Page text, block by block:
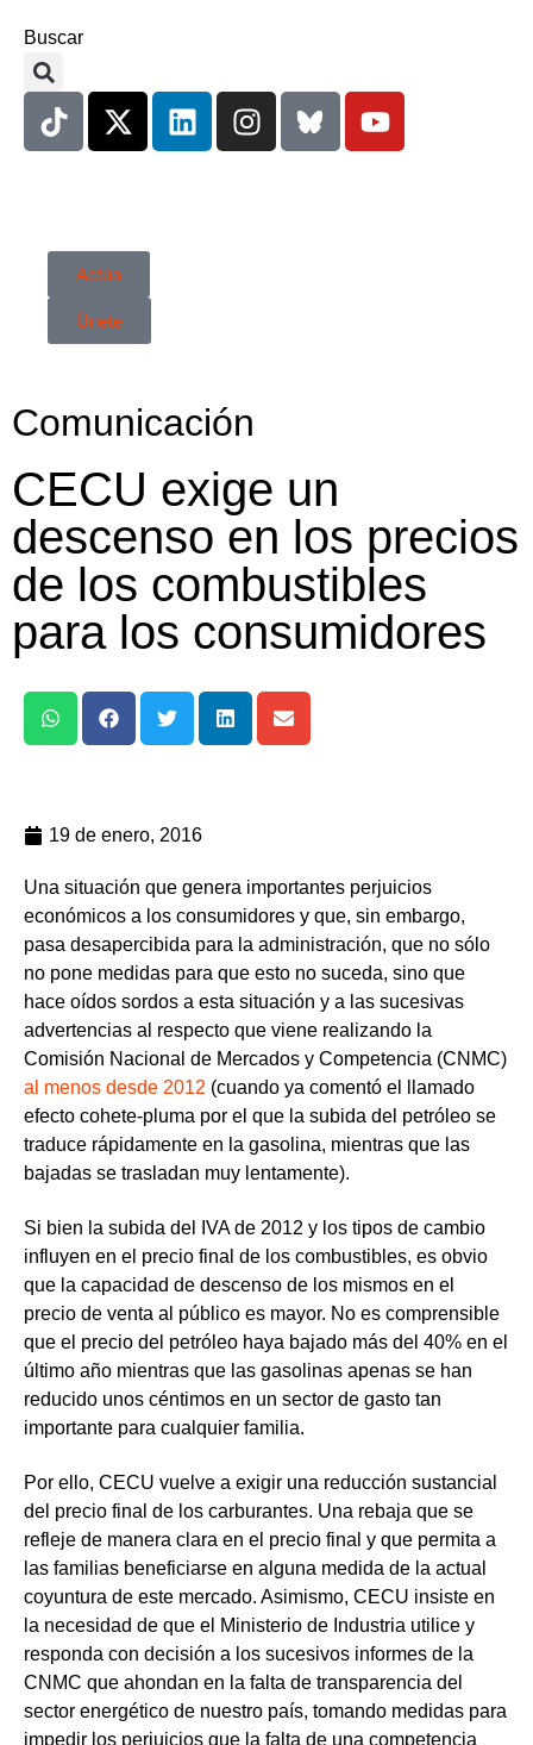
Buscar
Actúa
Únete
Comunicación
CECU exige un
descenso en los precios
de los combustibles
para los consumidores
19 de enero, 2016
Una situación que genera importantes perjuicios
económicos a los consumidores y que, sin embargo,
pasa desapercibida para la administración, que no sólo
no pone medidas para que esto no suceda, sino que
hace oídos sordos a esta situación y a las sucesivas
advertencias al respecto que viene realizando la
Comisión Nacional de Mercados y Competencia (CNMC)
al menos desde 2012 (cuando ya comentó el llamado
efecto cohete-pluma por el que la subida del petróleo se
traduce rápidamente en la gasolina, mientras que las
bajadas se trasladan muy lentamente).
Si bien la subida del IVA de 2012 y los tipos de cambio
influyen en el precio final de los combustibles, es obvio
que la capacidad de descenso de los mismos en el
precio de venta al público es mayor. No es comprensible
que el precio del petróleo haya bajado más del 40% en el
último año mientras que las gasolinas apenas se han
reducido unos céntimos en un sector de gasto tan
importante para cualquier familia.
Por ello, CECU vuelve a exigir una reducción sustancial
del precio final de los carburantes. Una rebaja que se
refleje de manera clara en el precio final y que permita a
las familias beneficiarse en alguna medida de la actual
coyuntura de este mercado. Asimismo, CECU insiste en
la necesidad de que el Ministerio de Industria utilice y
responda con decisión a los sucesivos informes de la
CNMC que ahondan en la falta de transparencia del
sector energético de nuestro país, tomando medidas para
impedir los perjuicios que la falta de una competencia